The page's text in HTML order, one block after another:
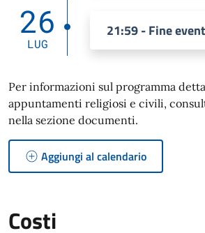
26
LUG
21:59 - Fine
Per informazioni sul programma
appuntamenti religiosi e civili,
nella sezione documenti.
Aggiungi al calendario
Costi